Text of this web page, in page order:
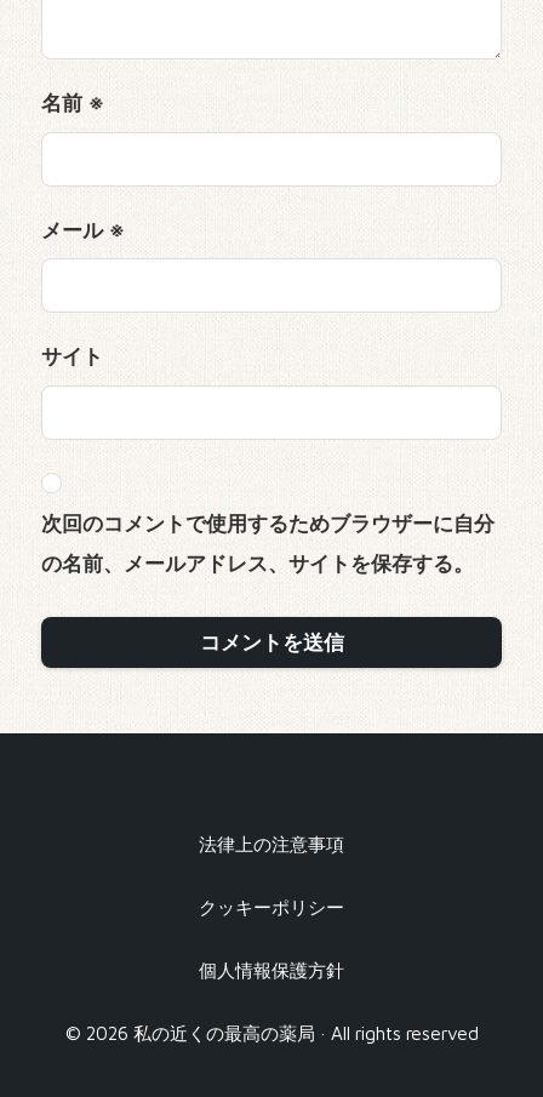
名前 ※
メール ※
サイト
次回のコメントで使用するためブラウザーに自分
の名前、メールアドレス、サイトを保存する。
法律上の注意事項
クッキーポリシー
個人情報保護方針
© 2026 私の近くの最高の薬局 · All rights reserved